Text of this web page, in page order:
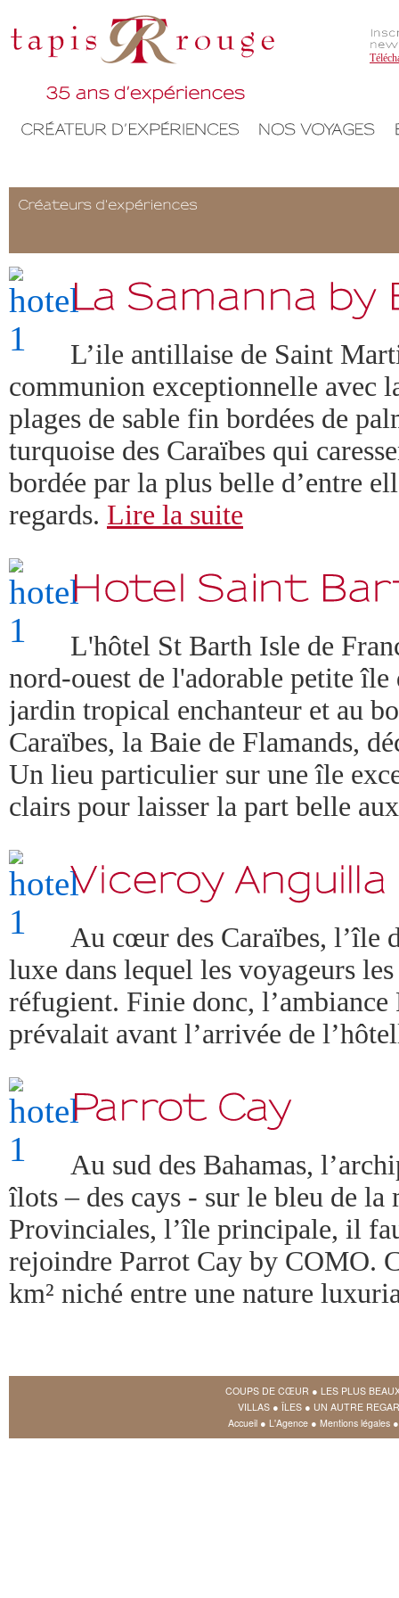
L’ile antillaise de Saint
communion exceptionnelle avec
plages de sable fin bordées de
turquoise des Caraïbes qui
bordée par la plus belle d’entre
regards. Lire la suite
L'hôtel St Barth Isle de
nord-ouest de l'adorable petite
jardin tropical enchanteur et au
Caraïbes, la Baie de Flamands,
Un lieu particulier sur une île
clairs pour laisser la part belle
Au cœur des Caraïbes, l’île
luxe dans lequel les voyageurs
réfugient. Finie donc,
prévalait avant l’arrivée de
Au sud des Bahamas,
îlots – des cays - sur le bleu de la
Provinciales, l’île principale, il
rejoindre Parrot Cay by COMO.
km² niché entre une nature
COUPS DE CŒUR ● LES PLUS
VILLAS ● ÎLES ● UN AUTRE
Accueil ● L'Agence ● Mentions légales